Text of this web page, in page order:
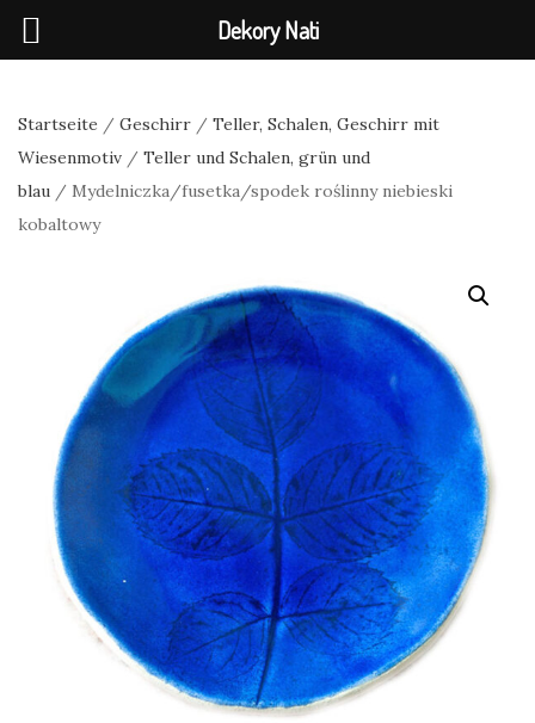
Startseite / Geschirr / Teller, Schalen, Geschirr mit
Wiesenmotiv / Teller und Schalen, grün und
blau / Mydelniczka/fusetka/spodek roślinny niebieski
kobaltowy
Dekory Nati